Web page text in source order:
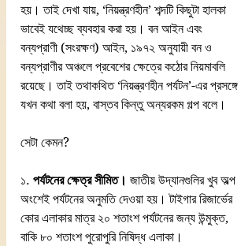
হয়। তাই দেখা যায়, ‘নিয়ন্ত্রণহীন’ শব্দটি কিছুটা হালকা
ভাবেই যথেচ্ছ ব্যবহার করা হয়। বন আইন এবং
বন্যপ্রাণী (সংরক্ষণ) আইন, ১৯৭২ অনুযায়ী বন ও
বন্যপ্রাণীর অঞ্চলে প্রবেশের ক্ষেত্রে কঠোর নিয়মাবলি
রয়েছে। তাই তথাকথিত ‘নিয়ন্ত্রণহীন পর্যটন’-এর প্রসঙ্গে
যখন কথা বলা হয়, বাস্তব কিন্তু অন্যরকম গল্প বলে।
সেটা কেমন?
১. পর্যটনের ক্ষেত্র সীমিত। জাতীয় উদ্যানগুলির খুব অল্প
অংশেই পর্যটনের অনুমতি দেওয়া হয়। টাইগার রিজার্ভের
কোর এলাকার মাত্র ২০ শতাংশ পর্যটনের জন্য উন্মুক্ত,
বাকি ৮০ শতাংশ পুরোপুরি নিষিদ্ধ এলাকা।